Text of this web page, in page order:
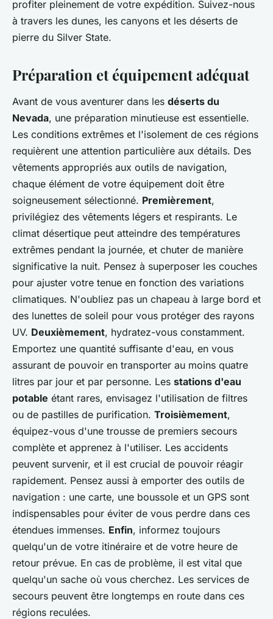
profiter pleinement de votre expédition. Suivez-nous
à travers les dunes, les canyons et les déserts de
pierre du Silver State.
Préparation et équipement adéquat
Avant de vous aventurer dans les déserts du
Nevada, une préparation minutieuse est essentielle.
Les conditions extrêmes et l'isolement de ces régions
requièrent une attention particulière aux détails. Des
vêtements appropriés aux outils de navigation,
chaque élément de votre équipement doit être
soigneusement sélectionné. Premièrement,
privilégiez des vêtements légers et respirants. Le
climat désertique peut atteindre des températures
extrêmes pendant la journée, et chuter de manière
significative la nuit. Pensez à superposer les couches
pour ajuster votre tenue en fonction des variations
climatiques. N'oubliez pas un chapeau à large bord et
des lunettes de soleil pour vous protéger des rayons
UV. Deuxièmement, hydratez-vous constamment.
Emportez une quantité suffisante d'eau, en vous
assurant de pouvoir en transporter au moins quatre
litres par jour et par personne. Les stations d'eau
potable étant rares, envisagez l'utilisation de filtres
ou de pastilles de purification. Troisièmement,
équipez-vous d'une trousse de premiers secours
complète et apprenez à l'utiliser. Les accidents
peuvent survenir, et il est crucial de pouvoir réagir
rapidement. Pensez aussi à emporter des outils de
navigation : une carte, une boussole et un GPS sont
indispensables pour éviter de vous perdre dans ces
étendues immenses. Enfin, informez toujours
quelqu'un de votre itinéraire et de votre heure de
retour prévue. En cas de problème, il est vital que
quelqu'un sache où vous cherchez. Les services de
secours peuvent être longtemps en route dans ces
régions reculées.